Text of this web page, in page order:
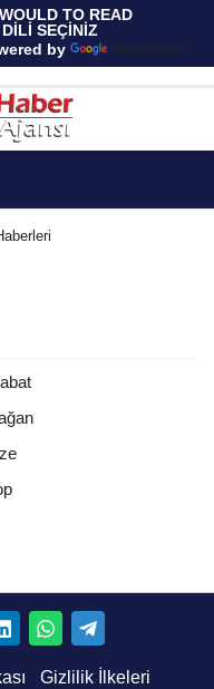
TO READ
SEÇİNİZ
by
Translate
Gizlilik İlkeleri